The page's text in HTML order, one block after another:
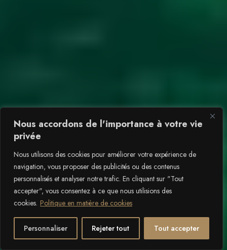
Nous accordons de l'importance à votre vie
privée
Nous utilisons des cookies pour améliorer votre expérience de
navigation, vous proposer des publicités ou des contenus
personnalisés et analyser notre trafic. En cliquant sur "Tout
accepter", vous consentez à ce que nous utilisions des
cookies. Politique en matière de cookies
Personnaliser Rejeter tout Tout accepter
Ouvrir